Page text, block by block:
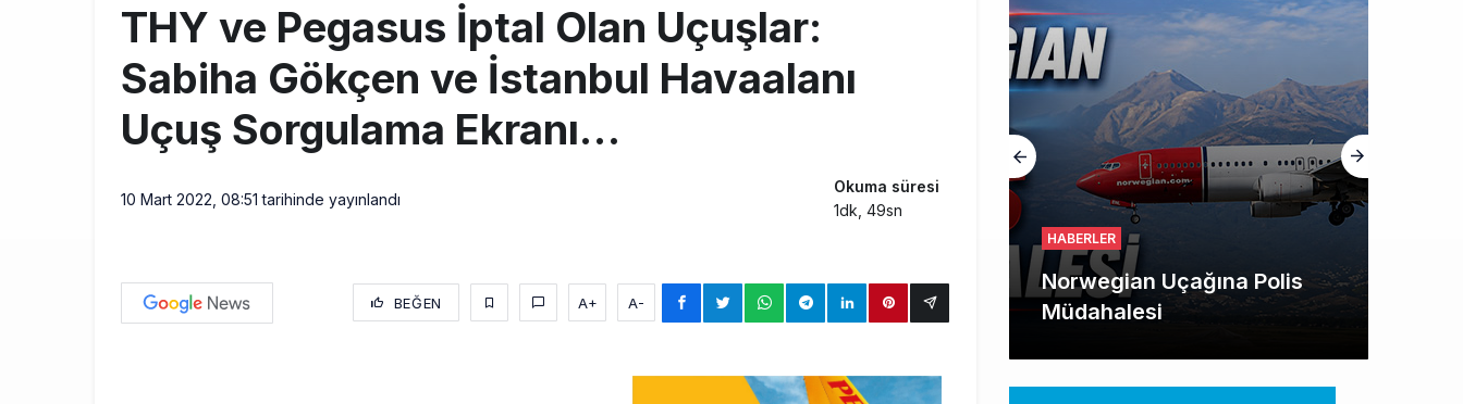
12:00 Fly Baghdad ABD yaptırım listesinden çıkarıldı
11:00 Elektrikli uçaklar Avrupa’da kısa rotalara hazırlanıyor
THY ve Pegasus İptal Olan Uçuşlar:
Sabiha Gökçen ve İstanbul Havaalanı
Uçuş Sorgulama Ekranı…
10 Mart 2022, 08:51 tarihinde yayınlandı
Okuma süresi
1dk, 49sn
BEĞEN A+ A-
HABERLER
Norwegian Uçağına Polis
Müdahalesi